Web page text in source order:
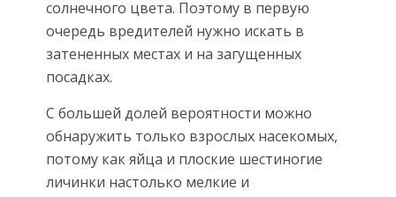
солнечного цвета. Поэтому в первую
очередь вредителей нужно искать в
затененных местах и на загущенных
посадках.
С большей долей вероятности можно
обнаружить только взрослых насекомых,
потому как яйца и плоские шестиногие
личинки настолько мелкие и